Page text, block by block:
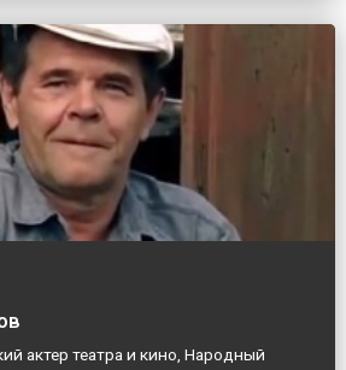
актер театра и кино, Народный